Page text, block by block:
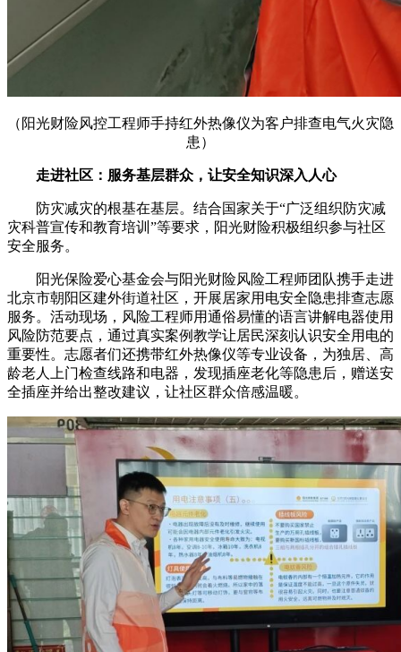
（阳光财险风控工程师手持红外热像仪为客户排查电气火灾隐
患）
走进社区：服务基层群众，让安全知识深入人心
防灾减灾的根基在基层。结合国家关于“广泛组织防灾减
灾科普宣传和教育培训”等要求，阳光财险积极组织参与社区
安全服务。
阳光保险爱心基金会与阳光财险风险工程师团队携手走进
北京市朝阳区建外街道社区，开展居家用电安全隐患排查志愿
服务。活动现场，风险工程师用通俗易懂的语言讲解电器使用
风险防范要点，通过真实案例教学让居民深刻认识安全用电的
重要性。志愿者们还携带红外热像仪等专业设备，为独居、高
龄老人上门检查线路和电器，发现插座老化等隐患后，赠送安
全插座并给出整改建议，让社区群众倍感温暖。